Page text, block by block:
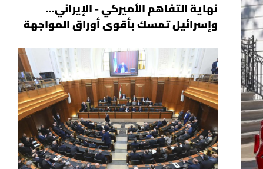
نهاية التفاهم الأميركي - الإيراني...
وإسرائيل تمسك بأقوى أوراق المواجهة